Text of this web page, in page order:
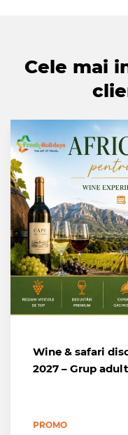
Cele mai
Wine & safari
2027 – Grup
PROMO